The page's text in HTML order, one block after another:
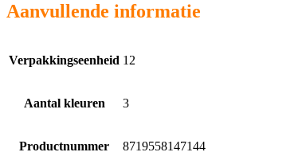
Aanvullende informatie
Verpakkingseenheid 12
Aantal kleuren 3
Productnummer 8719558147144